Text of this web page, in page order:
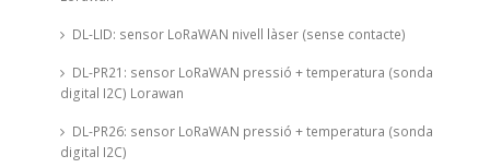
DL-LID: sensor LoRaWAN nivell làser (sense contacte)
DL-PR21: sensor LoRaWAN pressió + temperatura (sonda
digital I2C) Lorawan
DL-PR26: sensor LoRaWAN pressió + temperatura (sonda
digital I2C)